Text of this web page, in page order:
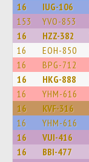
16 IUG-106
153 YVO-853
16 HZZ-382
16 EOH-850
16 BPG-712
16 HKG-888
16 YHM-616
16 KVF-316
16 YHM-616
16 VUI-416
16 BBI-477